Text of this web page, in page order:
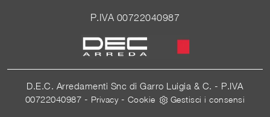
P.IVA 00722040987
D.E.C. Arredamenti Snc di Garro Luigia & C. - P.IVA
00722040987 - Privacy- Cookie Gestisci i consensi